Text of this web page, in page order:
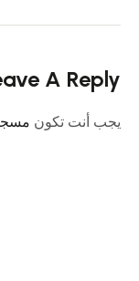
A Reply
يجب أنت تكون